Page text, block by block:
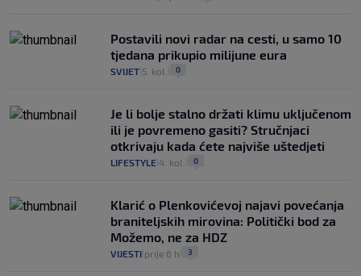
Postavili novi radar na cesti, u samo 10
tjedana prikupio milijune eura
SVIJET 5. kol. 0
Je li bolje stalno držati klimu uključenom
ili je povremeno gasiti? Stručnjaci
otkrivaju kada ćete najviše uštedjeti
LIFESTYLE 4. kol. 0
Klarić o Plenkovićevoj najavi povećanja
braniteljskih mirovina: Politički bod za
Možemo, ne za HDZ
VIJESTI prije 6 h 3